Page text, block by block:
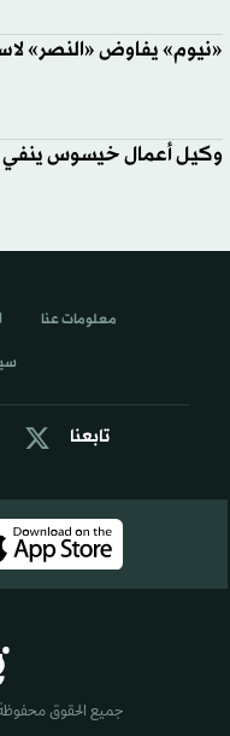
«نيوم» يفاوض «النصر»
وكيل أعمال خيسوس ينفي
تابعنا
معلومات عنا
جميع الحقوق